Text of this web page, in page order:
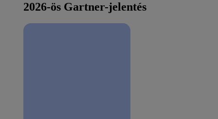
2026-ös Gartner-jelentés